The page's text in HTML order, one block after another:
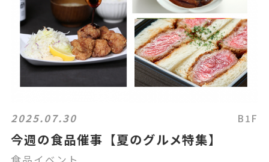
2025.07.30 B1F
今週の食品催事【夏のグルメ特集】